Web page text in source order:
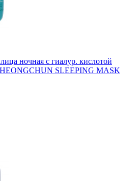
ночная с гиалур. кислотой
SLEEPING MASK